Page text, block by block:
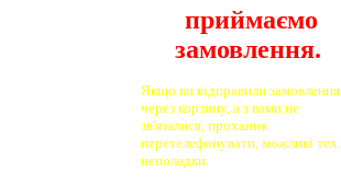
приймаємо
замовлення.
Якщо ви відправили замовлення
через корзину, а з вами не
зв'язалися, прохання
перетелефонувати, можливі тех.
неполадки.